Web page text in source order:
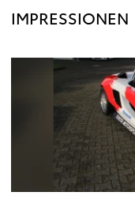
IMPRESSIONEN